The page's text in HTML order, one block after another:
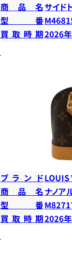
商品名 サイド
型番
買取時期2026
ブランドLOUIS
商品名 ナノア
型番
買取時期2026